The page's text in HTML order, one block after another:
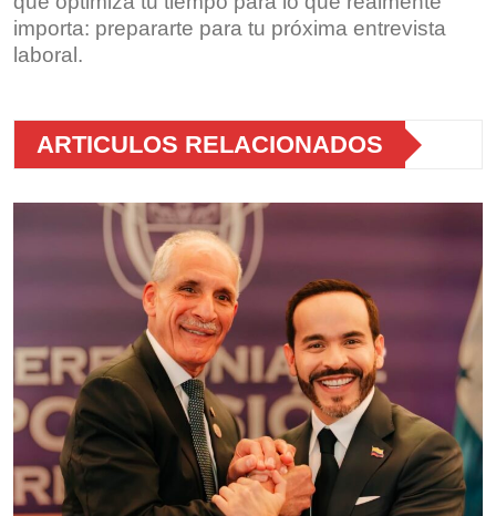
importa: prepararte para tu próxima entrevista
laboral.
ARTICULOS RELACIONADOS